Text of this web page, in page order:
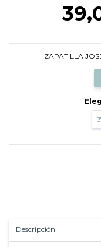
ZAPATILLA
Descripción